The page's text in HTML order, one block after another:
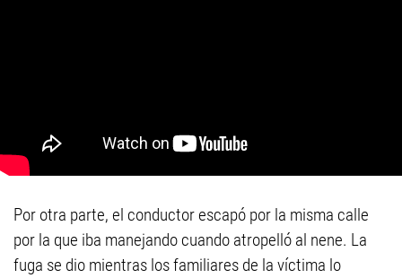
Por otra parte, el conductor escapó por la misma calle
por la que iba manejando cuando atropelló al nene. La
fuga se dio mientras los familiares de la víctima lo